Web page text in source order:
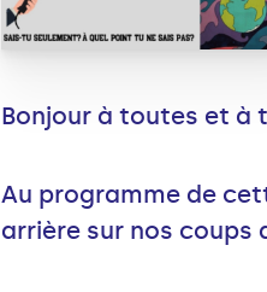
Bonjour à toutes et à
Au programme de
arrière sur nos coups